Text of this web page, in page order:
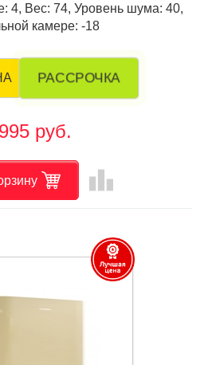
4, Вес: 74, Уровень шума: 40,
камере: -18
РАССРОЧКА
руб.
leaderboard